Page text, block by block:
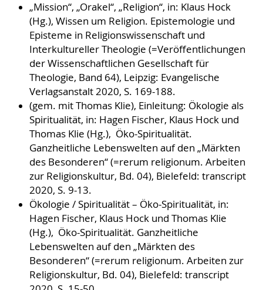
„Mission“, „Orakel“, „Religion“, in: Klaus Hock
(Hg.), Wissen um Religion. Epistemologie und
Episteme in Religionswissenschaft und
Interkultureller Theologie (=Veröffentlichungen
der Wissenschaftlichen Gesellschaft für
Theologie, Band 64), Leipzig: Evangelische
Verlagsanstalt 2020, S. 169-188.
(gem. mit Thomas Klie), Einleitung: Ökologie als
Spiritualität, in: Hagen Fischer, Klaus Hock und
Thomas Klie (Hg.), Öko-Spiritualität.
Ganzheitliche Lebenswelten auf den „Märkten
des Besonderen“ (=rerum religionum. Arbeiten
zur Religionskultur, Bd. 04), Bielefeld: transcript
2020, S. 9-13.
Ökologie / Spiritualität – Öko-Spiritualität, in:
Hagen Fischer, Klaus Hock und Thomas Klie
(Hg.), Öko-Spiritualität. Ganzheitliche
Lebenswelten auf den „Märkten des
Besonderen“ (=rerum religionum. Arbeiten zur
Religionskultur, Bd. 04), Bielefeld: transcript